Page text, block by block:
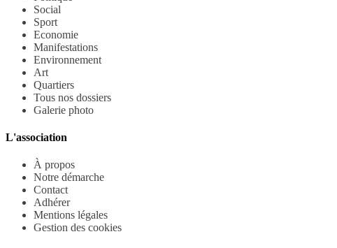
Social
Sport
Economie
Manifestations
Environnement
Art
Quartiers
Tous nos dossiers
Galerie photo
L'association
À propos
Notre démarche
Contact
Adhérer
Mentions légales
Gestion des cookies